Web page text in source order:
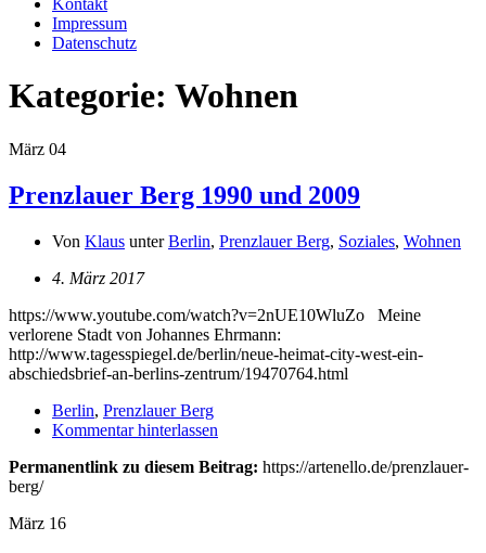
Kontakt
Impressum
Datenschutz
Kategorie: Wohnen
März 04
Prenzlauer Berg 1990 und 2009
Von Klaus unterBerlin, Prenzlauer Berg, Soziales, Wohnen
4. März 2017
https://www.youtube.com/watch?v=2nUE10WluZo Meine
verlorene Stadt von Johannes Ehrmann:
http://www.tagesspiegel.de/berlin/neue-heimat-city-west-ein-
abschiedsbrief-an-berlins-zentrum/19470764.html
Berlin, Prenzlauer Berg
Kommentar hinterlassen
Permanentlink zu diesem Beitrag: https://artenello.de/prenzlauer-
berg/
März 16